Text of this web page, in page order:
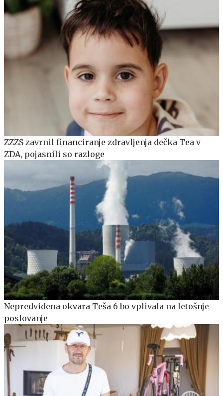
ZZZS zavrnil financiranje zdravljenja dečka Tea v
ZDA, pojasnili so razloge
Nepredvidena okvara Teša 6 bo vplivala na letošnje
poslovanje